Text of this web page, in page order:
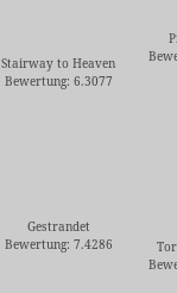
Stairway to Heaven
Bewertung: 6.3077
Gestrandet
Bewertung: 7.4286